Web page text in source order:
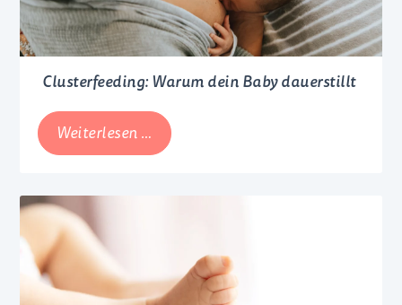
Clusterfeeding: Warum dein Baby dauerstillt
Weiterlesen … Clusterfeeding:
Warum